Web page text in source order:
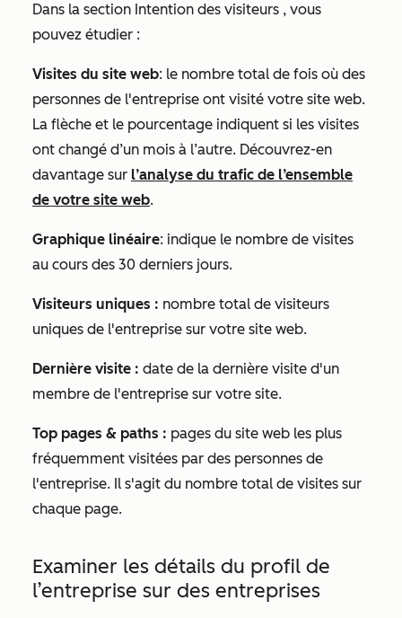
Dans la section Intention des visiteurs , vous
pouvez étudier :
Visites du site web: le nombre total de fois où des
personnes de l'entreprise ont visité votre site web.
La flèche et le pourcentage indiquent si les visites
ont changé d’un mois à l’autre. Découvrez-en
davantage sur l’analyse du trafic de l’ensemble
de votre site web.
Graphique linéaire: indique le nombre de visites
au cours des 30 derniers jours.
Visiteurs uniques : nombre total de visiteurs
uniques de l'entreprise sur votre site web.
Dernière visite : date de la dernière visite d'un
membre de l'entreprise sur votre site.
Top pages & paths : pages du site web les plus
fréquemment visitées par des personnes de
l'entreprise. Il s'agit du nombre total de visites sur
chaque page.
Examiner les détails du profil de
l’entreprise sur des entreprises